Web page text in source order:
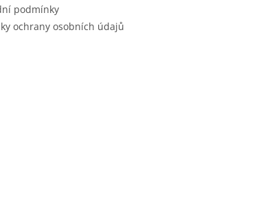
podmínky
ochrany osobních údajů